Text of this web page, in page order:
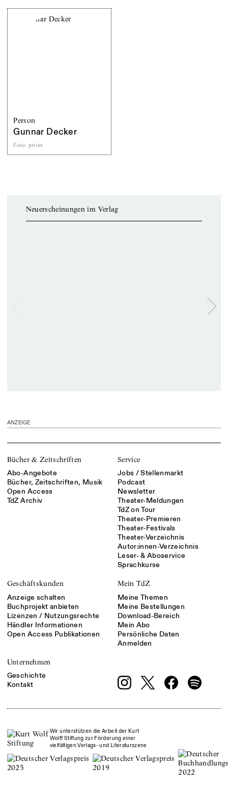
Person
Gunnar Decker
Foto: privat
Neuerscheinungen im Verlag
ANZEIGE
Bücher & Zeitschriften
Abo-Angebote
Bücher, Zeitschriften, Musik
Open Access
TdZ Archiv
Service
Jobs / Stellenmarkt
Podcast
Newsletter
Theater-Meldungen
TdZ on Tour
Theater-Premieren
Theater-Festivals
Theater-Verzeichnis
Autor:innen-Verzeichnis
Leser- & Aboservice
Sprachkurse
Geschäftskunden
Anzeige schalten
Buchprojekt anbieten
Lizenzen / Nutzungsrechte
Händler Informationen
Open Access Publikationen
Mein TdZ
Meine Themen
Meine Bestellungen
Download-Bereich
Mein Abo
Persönliche Daten
Anmelden
Unternehmen
Geschichte
Kontakt
Wir unterstützen die Arbeit der Kurt
Wolff Stiftung zur Förderung einer
vielfältigen Verlags- und Literaturszene